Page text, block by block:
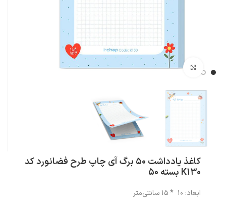
بزرگنمایی تصویر
کاغذ یادداشت 50 برگ آی چاپ طرح فضانورد کد
K130 بسته 50
ابعاد: 10 * 15 سانتی‌متر